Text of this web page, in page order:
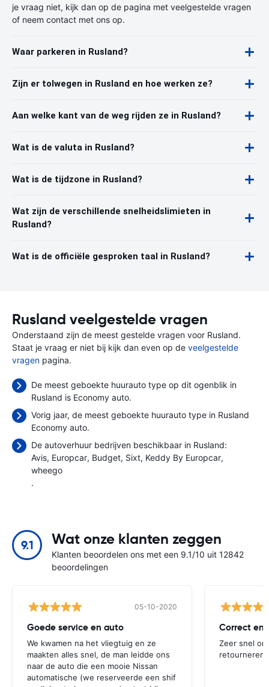
je vraag niet, kijk dan op de pagina met veelgestelde vragen
of neem contact met ons op.
Waar parkeren in Rusland?
Zijn er tolwegen in Rusland en hoe werken ze?
Aan welke kant van de weg rijden ze in Rusland?
Wat is de valuta in Rusland?
Wat is de tijdzone in Rusland?
Wat zijn de verschillende snelheidslimieten in
Rusland?
Wat is de officiële gesproken taal in Rusland?
Rusland veelgestelde vragen
Onderstaand zijn de meest gestelde vragen voor Rusland.
Staat je vraag er niet bij kijk dan even op de veelgestelde
vragen pagina.
De meest geboekte huurauto type op dit ogenblik in
Rusland is Economy auto.
Vorig jaar, de meest geboekte huurauto type in Rusland
Economy auto.
De autoverhuur bedrijven beschikbaar in Rusland:
Avis Europcar Budget Sixt Keddy By Europcar
wheego
.
9.1 Wat onze klanten zeggen
Klanten beoordelen ons met een 9.1/10 uit 12842
beoordelingen
05-10-2020
Goede service en auto
We kwamen na het vliegtuig en ze
maakten alles snel, de man leidde ons
naar de auto die een mooie Nissan
automatische (we reserveerde een shif
Correct en
Zeer snel